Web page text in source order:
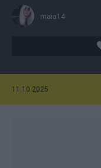
maia14
11.10.2025